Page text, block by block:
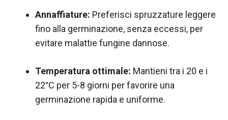
Annaffiature: Preferisci spruzzature leggere
fino alla germinazione, senza eccessi, per
evitare malattie fungine dannose.
Temperatura ottimale: Mantieni tra i 20 e i
22°C per 5-8 giorni per favorire una
germinazione rapida e uniforme.